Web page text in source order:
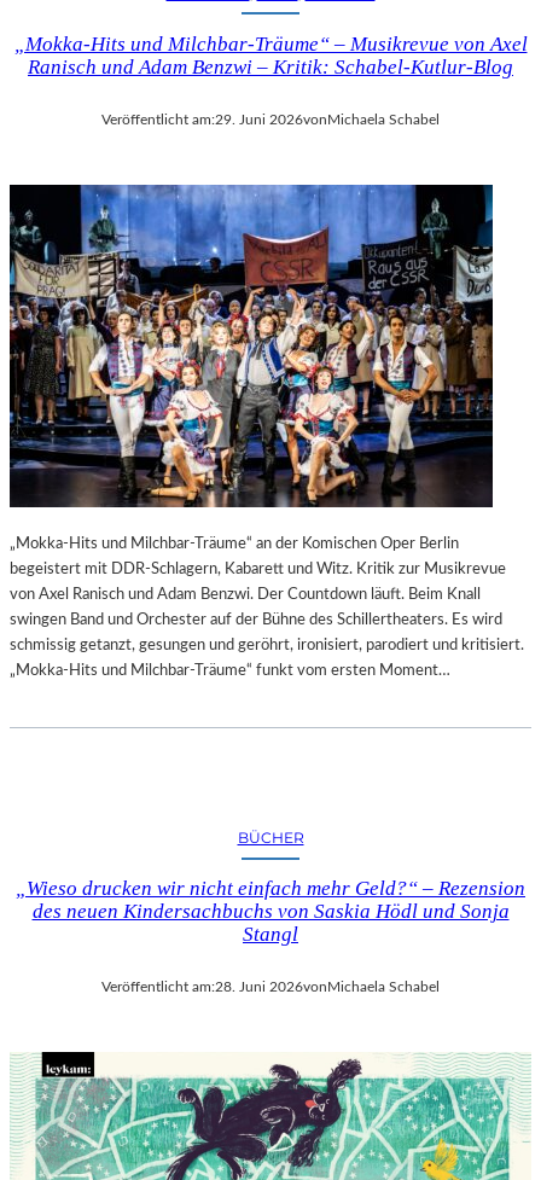
„Mokka-Hits und Milchbar-Träume“ – Musikrevue von Axel
Ranisch und Adam Benzwi – Kritik: Schabel-Kutlur-Blog
Veröffentlicht am:29. Juni 2026vonMichaela Schabel
„Mokka-Hits und Milchbar-Träume“ an der Komischen Oper Berlin
begeistert mit DDR-Schlagern, Kabarett und Witz. Kritik zur Musikrevue
von Axel Ranisch und Adam Benzwi. Der Countdown läuft. Beim Knall
swingen Band und Orchester auf der Bühne des Schillertheaters. Es wird
schmissig getanzt, gesungen und geröhrt, ironisiert, parodiert und kritisiert.
„Mokka-Hits und Milchbar-Träume“ funkt vom ersten Moment…
BÜCHER
„Wieso drucken wir nicht einfach mehr Geld?“ – Rezension
des neuen Kindersachbuchs von Saskia Hödl und Sonja
Stangl
Veröffentlicht am:28. Juni 2026von Michaela Schabel